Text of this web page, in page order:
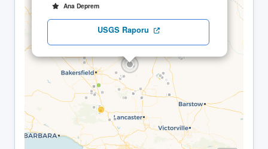
Ana Deprem
USGS Raporu